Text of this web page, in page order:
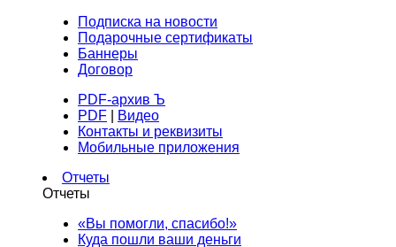
Подписка на новости
Подарочные сертификаты
Баннеры
Договор
PDF-архив Ъ
PDF
Видео
Контакты и реквизиты
Мобильные приложения
Отчеты
Отчеты
«Вы помогли, спасибо!»
Куда пошли ваши деньги